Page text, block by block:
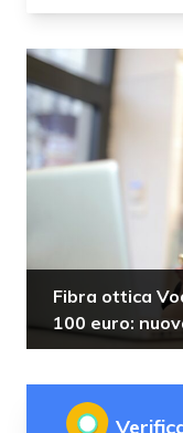
Fibra ottica
100 euro: